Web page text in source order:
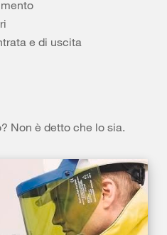
e di uscita
Non è detto che lo sia.